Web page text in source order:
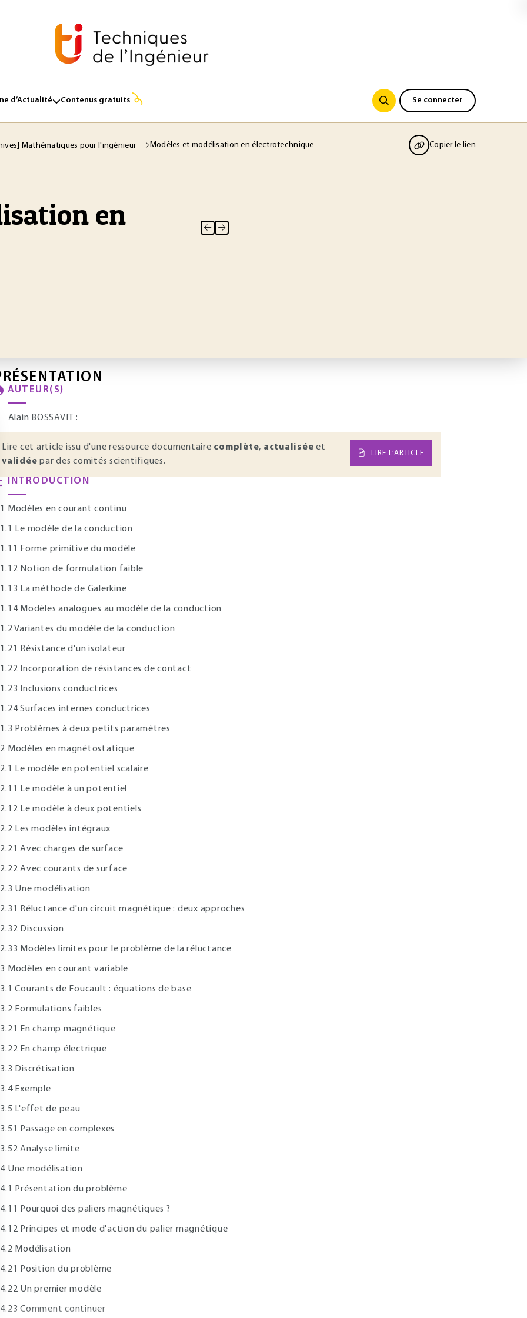
d’Actualité Contenus gratuits Se connecter
Mathématiques pour l'ingénieur Modèles et modélisation en électrotechnique Copier le lien
en
AUTEUR(S)
Alain BOSSAVIT :
Lire cet article issu d'une ressource documentaire complète, actualisée et
validée par des comités scientifiques.
LIRE L’ARTICLE
INTRODUCTION
Modèles en courant continu
Le modèle de la conduction
Forme primitive du modèle
Notion de formulation faible
La méthode de Galerkine
Modèles analogues au modèle de la conduction
Variantes du modèle de la conduction
Résistance d'un isolateur
Incorporation de résistances de contact
Inclusions conductrices
Surfaces internes conductrices
Problèmes à deux petits paramètres
Modèles en magnétostatique
Le modèle en potentiel scalaire
Le modèle à un potentiel
Le modèle à deux potentiels
Les modèles intégraux
Avec charges de surface
Avec courants de surface
Une modélisation
Réluctance d'un circuit magnétique : deux approches
Discussion
Modèles limites pour le problème de la réluctance
Modèles en courant variable
Courants de Foucault : équations de base
Formulations faibles
En champ magnétique
En champ électrique
Discrétisation
Exemple
L'effet de peau
Passage en complexes
Analyse limite
Une modélisation
Présentation du problème
Pourquoi des paliers magnétiques ?
Principes et mode d'action du palier magnétique
Modélisation
Position du problème
Un premier modèle
Comment continuer